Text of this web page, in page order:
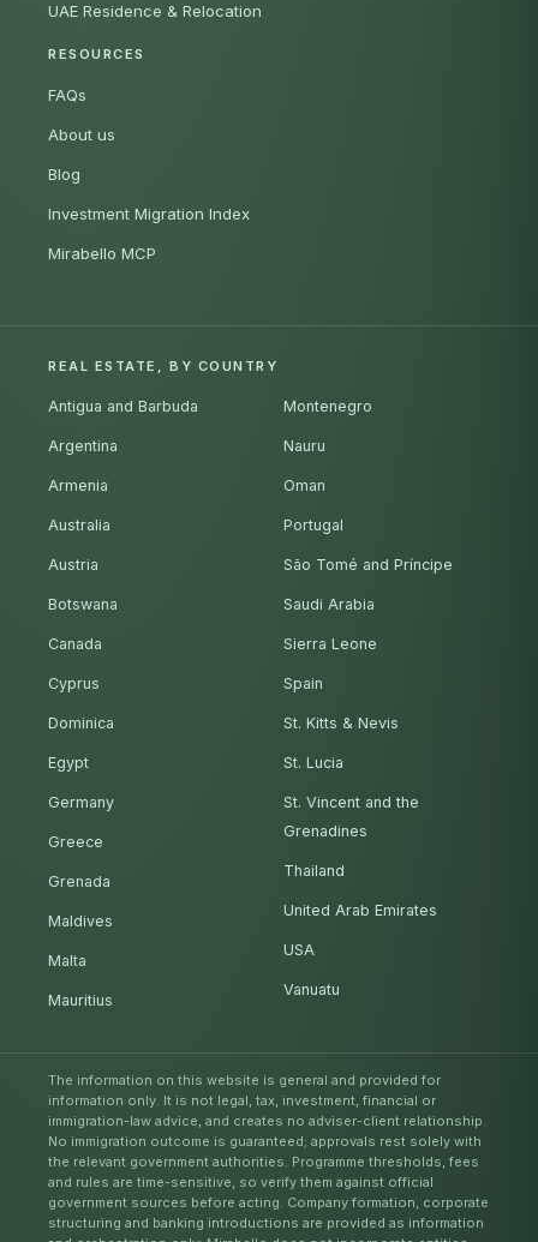
UAE Residence & Relocation
RESOURCES
FAQs
About us
Blog
Investment Migration Index
Mirabello MCP
REAL ESTATE, BY COUNTRY
Antigua and Barbuda
Argentina
Armenia
Australia
Austria
Botswana
Canada
Cyprus
Dominica
Egypt
Germany
Greece
Grenada
Maldives
Malta
Mauritius
Montenegro
Nauru
Oman
Portugal
São Tomé and Príncipe
Saudi Arabia
Sierra Leone
Spain
St. Kitts & Nevis
St. Lucia
St. Vincent and the
Grenadines
Thailand
United Arab Emirates
USA
Vanuatu
The information on this website is general and provided for
information only. It is not legal, tax, investment, financial or
immigration-law advice, and creates no adviser-client relationship.
No immigration outcome is guaranteed; approvals rest solely with
the relevant government authorities. Programme thresholds, fees
and rules are time-sensitive, so verify them against official
government sources before acting. Company formation, corporate
structuring and banking introductions are provided as information